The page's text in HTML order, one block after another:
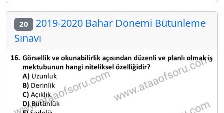
20 2019-2020 Bahar Dönemi Bütünleme
Sınavı